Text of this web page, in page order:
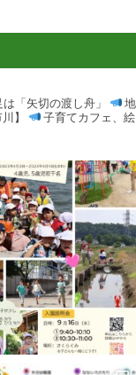
は「矢切の渡し舟」
地
】
子育てカフェ、絵